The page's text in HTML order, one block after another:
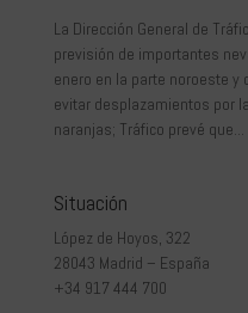
La Dirección General de
previsión de importantes
enero en la parte noroeste y
evitar desplazamientos por
naranjas; Tráfico prevé que...
Situación
López de Hoyos, 322
28043 Madrid – España
+34 917 444 700